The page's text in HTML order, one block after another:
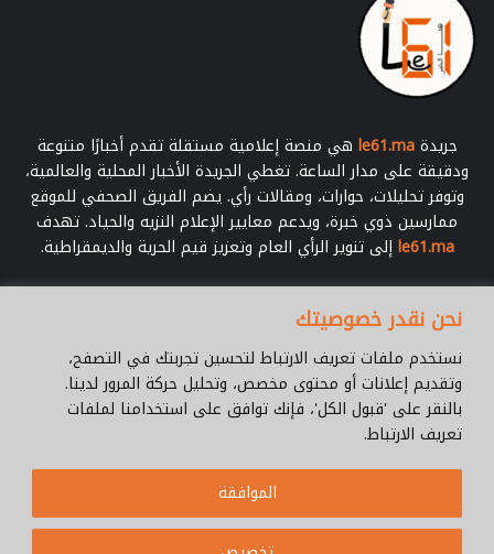
نحن نقدر خصوصيتك
نستخدم ملفات تعريف الارتباط لتحسين تجربتك في التصفح،
وتقديم إعلانات أو محتوى مخصص، وتحليل حركة المرور لدينا.
بالنقر على 'قبول الكل'، فإنك توافق على استخدامنا لملفات
تعريف الارتباط.
الموافقة
جريدةle61.ma هي منصة إعلامية مستقلة تقدم أخبارًا متنوعة
ودقيقة على مدار الساعة. تغطي الجريدة الأخبار المحلية والعالمية،
وتوفر تحليلات، حوارات، ومقالات رأي. يضم الفريق الصحفي للموقع
ممارسين ذوي خبرة، ويدعم معايير الإعلام النزيه والحياد. تهدف
le61.maإلى تنوير الرأي العام وتعزيز قيم الحرية والديمقراطية.
أدخل
بريدك
الإلكتروني
© جميع الحقوق محفوظة 2026 |
Le61.ma
للإتصال